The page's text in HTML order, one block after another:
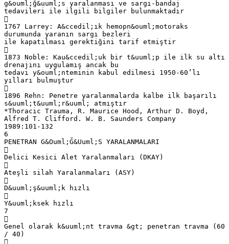
g&ouml;ğ&uuml;s yaralanması ve sargı-bandaj
tedavileri ile ilgili bilgiler bulunmaktadır

1767 Larrey: A&ccedil;ık hemopn&ouml;motoraks
durumunda yaranın sargı bezleri
ile kapatılması gerektiğini tarif etmiştir

1873 Noble: Kau&ccedil;uk bir t&uuml;p ile ilk su altı
drenajını uygulamış ancak bu
tedavi y&ouml;nteminin kabul edilmesi 1950-60’lı
yılları bulmuştur

1896 Rehn: Penetre yaralanmalarda kalbe ilk başarılı
s&uuml;t&uuml;r&uuml; atmıştır
*Thoracic Trauma, R. Maurice Hood, Arthur D. Boyd,
Alfred T. Clifford. W. B. Saunders Company
1989:101-132
6
PENETRAN G&Ouml;Ğ&Uuml;S YARALANMALARI

Delici Kesici Alet Yaralanmaları (DKAY)

Ateşli silah Yaralanmaları (ASY)

D&uuml;ş&uuml;k hızlı

Y&uuml;ksek hızlı
7

Genel olarak k&uuml;nt travma &gt; penetran travma (60
/ 40)
